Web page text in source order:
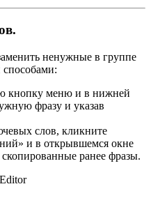
ненужные в группе
кнопку меню и в нижней
фразу и указав
слов, кликните
и в открывшемся окне
скопированные ранее фразы.